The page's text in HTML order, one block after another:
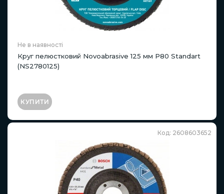
Не в наявності
Круг пелюстковий Novoabrasive 125 мм P80 Standart
(NS2780125)
КУПИТИ
Код: 2608603652